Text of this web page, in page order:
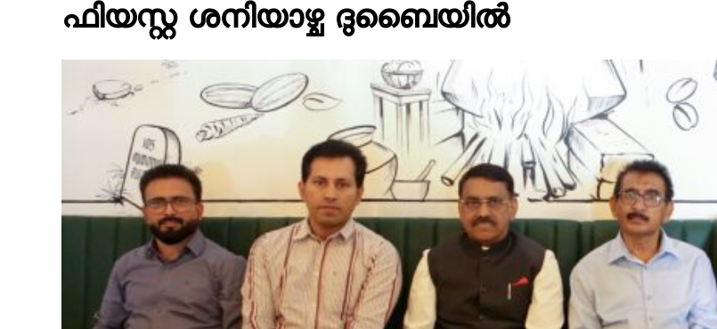
ഫിയസ്റ്റ ശനിയാഴ്ച ദുബൈയിൽ